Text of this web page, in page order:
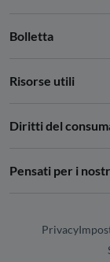
Bolletta
Risorse utili
Diritti del
Pensati per i
Privacy